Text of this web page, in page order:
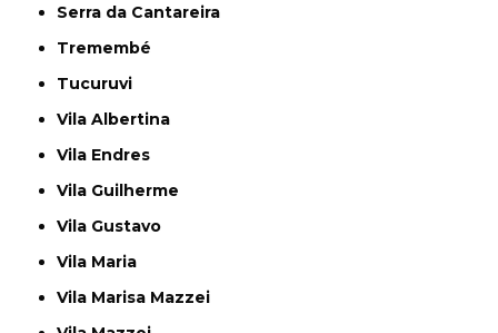
Serra da Cantareira
Tremembé
Tucuruvi
Vila Albertina
Vila Endres
Vila Guilherme
Vila Gustavo
Vila Maria
Vila Marisa Mazzei